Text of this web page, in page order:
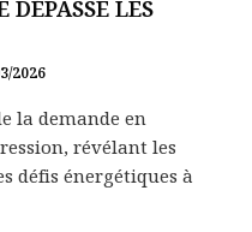
DÉPASSE LES
2026
la demande en
révélant les
défis énergétiques à